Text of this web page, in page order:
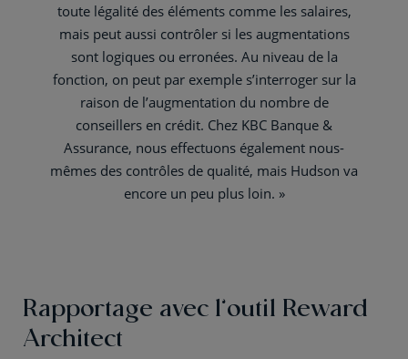
toute légalité des éléments comme les salaires,
mais peut aussi contrôler si les augmentations
sont logiques ou erronées. Au niveau de la
fonction, on peut par exemple s’interroger sur la
raison de l’augmentation du nombre de
conseillers en crédit. Chez KBC Banque &
Assurance, nous effectuons également nous-
mêmes des contrôles de qualité, mais Hudson va
encore un peu plus loin. »
Rapportage avec l’outil Reward
Architect